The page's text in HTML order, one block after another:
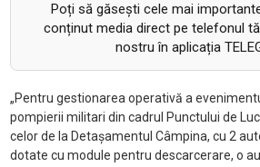
Poți să găsești cele mai
conținut media direct pe telefonul
nostru în aplicația
„Pentru gestionarea operativă a
pompierii militari din cadrul Punctului de
celor de la Detașamentul Câmpina, cu 2
dotate cu module pentru descarcerare, o